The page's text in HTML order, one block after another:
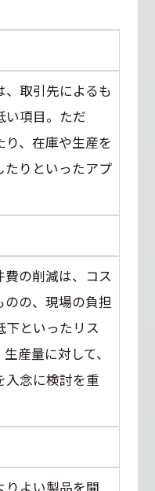
取引先によるも
い項目。ただ
り、在庫や生産を
たりといったアプ
の削減は、コス
のの、現場の負担
下といったリス
産量に対して、
入念に検討を重